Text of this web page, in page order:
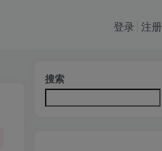
登录 注册
搜索